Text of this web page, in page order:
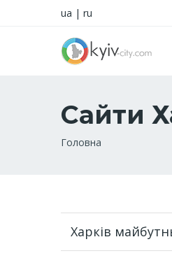
ua | ru
Сайти
Рядок
Головна
Харків